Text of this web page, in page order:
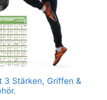
3 Stärken, Griffen &